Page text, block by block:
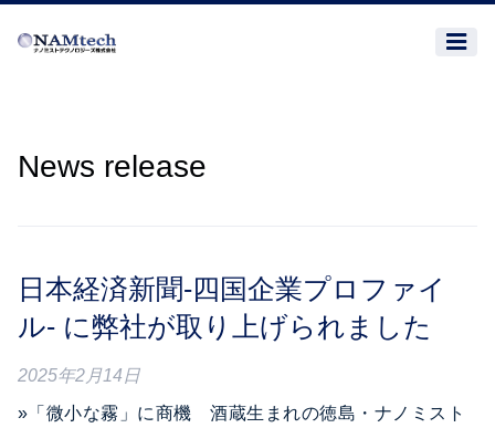
News release
日本経済新聞-四国企業プロファイ
ル- に弊社が取り上げられました
2025年2月14日
»「微小な霧」に商機 酒蔵生まれの徳島・ナノミスト